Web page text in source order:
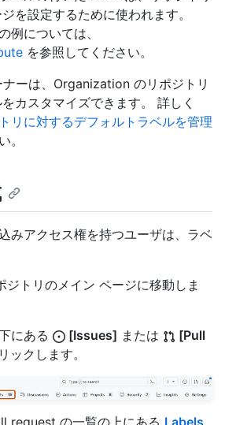
を設定するために使われます。
例については、
を参照してください。
ーは、Organization のリポジトリ
カスタマイズできます。 詳しく
リに対するデフォルトラベルを管理
。
みアクセス権を持つユーザは、ラベ
トリのメイン ページに移動しま
にある
[Issues] または
[Pull
ックします。